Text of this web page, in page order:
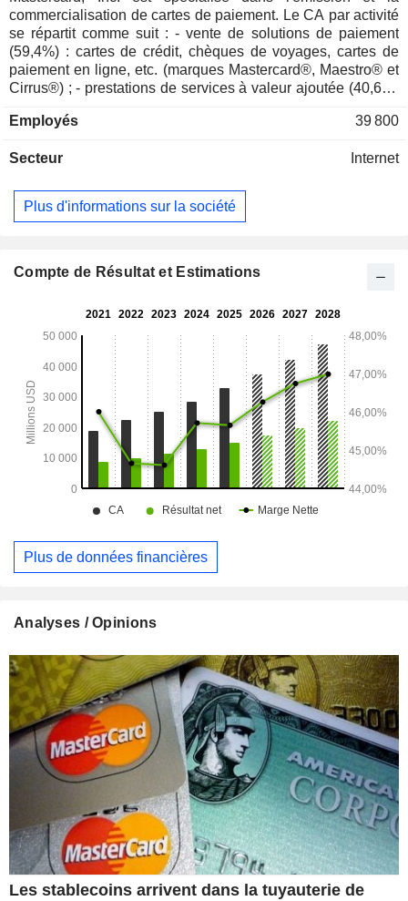
commercialisation de cartes de paiement. Le CA par activité
se répartit comme suit : - vente de solutions de paiement
(59,4%) : cartes de crédit, chèques de voyages, cartes de
paiement en ligne, etc. (marques Mastercard®, Maestro® et
Cirrus®) ; - prestations de services à valeur ajoutée (40,6%)
d'information, de gestion des réseaux partenaires, etc.
Employés 39 800
Secteur Internet
Plus d'informations sur la société
Compte de Résultat et Estimations
Plus de données financières
Analyses / Opinions
Les stablecoins arrivent dans la tuyauterie de